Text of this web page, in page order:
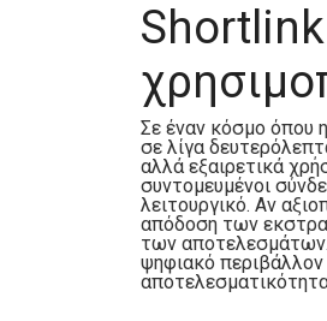
Shortlink
Σε έναν κόσμο όπου
σε λίγα
αλλά εξαιρετικά
συντομευμένοι
λειτουργικό. Αν
απόδοση των
των αποτελεσμάτων.
ψηφιακό